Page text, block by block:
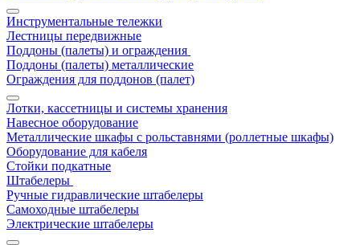
Инструментальные тележки
Лестницы передвижные
Поддоны (палеты) и ограждения
Поддоны (палеты) металлические
Ограждения для поддонов (палет)
Лотки, кассетницы и системы хранения
Навесное оборудование
Металлические шкафы с рольставнями (роллетные шкафы)
Оборудование для кабеля
Стойки подкатные
Штабелеры
Ручные гидравлические штабелеры
Самоходные штабелеры
Электрические штабелеры